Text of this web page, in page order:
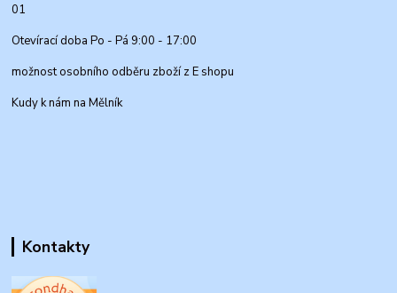
01
Otevírací doba Po - Pá 9:00 - 17:00
možnost osobního odběru zboží z E shopu
Kudy k nám na Mělník
Kontakty